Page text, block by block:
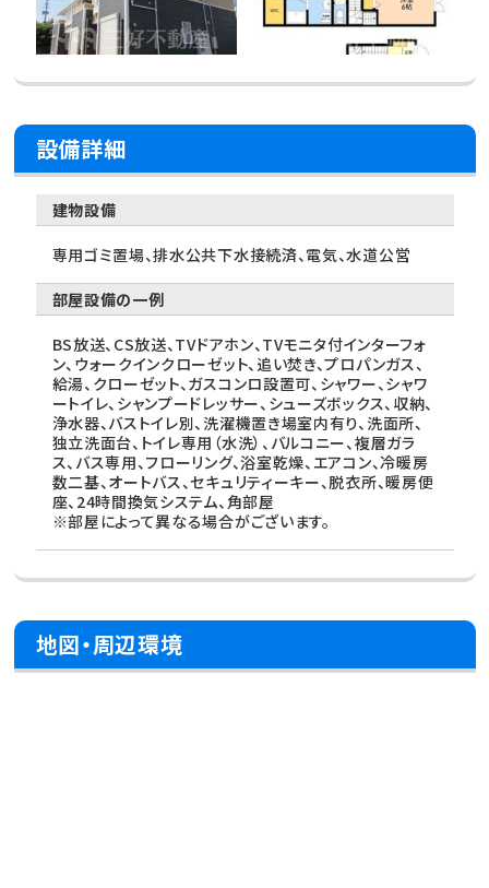
設備詳細
建物設備
専用ゴミ置場、排水公共下水接続済、電気、水道公営
部屋設備の一例
BS放送、CS放送、TVドアホン、TVモニタ付インターフォ
ン、ウォークインクローゼット、追い焚き、プロパンガス、
給湯、クローゼット、ガスコンロ設置可、シャワー、シャワ
ートイレ、シャンプードレッサー、シューズボックス、収納、
浄水器、バストイレ別、洗濯機置き場室内有り、洗面所、
独立洗面台、トイレ専用（水洗）、バルコニー、複層ガラ
ス、バス専用、フローリング、浴室乾燥、エアコン、冷暖房
数二基、オートバス、セキュリティーキー、脱衣所、暖房便
座、24時間換気システム、角部屋
※部屋によって異なる場合がございます。
地図・周辺環境